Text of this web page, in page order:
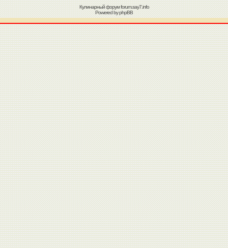
Кулинарный форумforum.say7.info
Powered byphpBB